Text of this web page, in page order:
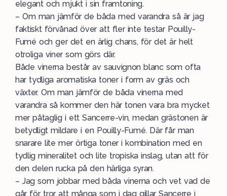
elegant och mjukt i sin framtoning.
– Om man jämför de båda med varandra så är jag
faktiskt förvånad över att fler inte testar Pouilly-
Fumé och ger det en ärlig chans, för det är helt
otroliga viner som görs där.
Både vinerna består av sauvignon blanc som ofta
har tydliga aromatiska toner i form av gräs och
växter. Om man jämför de båda vinerna med
varandra så kommer den här tonen vara bra mycket
mer påtaglig i ett Sancerre-vin, medan grästonen är
betydligt mildare i en Pouilly-Fumé. Där får man
snarare lite mer örtiga toner i kombination med en
tydlig mineralitet och lite tropiska inslag, utan att för
den delen rucka på den härliga syran.
– Jag som jobbar med båda vinerna och vet vad de
går för, tror att många som i dag gillar Sancerre i